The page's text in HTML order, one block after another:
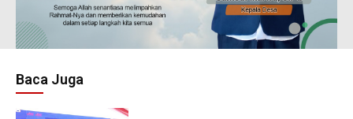
Baca Juga